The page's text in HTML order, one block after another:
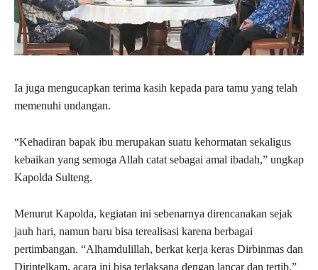
Ia juga mengucapkan terima kasih kepada para tamu yang telah
memenuhi undangan.
“Kehadiran bapak ibu merupakan suatu kehormatan sekaligus
kebaikan yang semoga Allah catat sebagai amal ibadah,” ungkap
Kapolda Sulteng.
Menurut Kapolda, kegiatan ini sebenarnya direncanakan sejak
jauh hari, namun baru bisa terealisasi karena berbagai
pertimbangan. “Alhamdulillah, berkat kerja keras Dirbinmas dan
Dirintelkam, acara ini bisa terlaksana dengan lancar dan tertib,”